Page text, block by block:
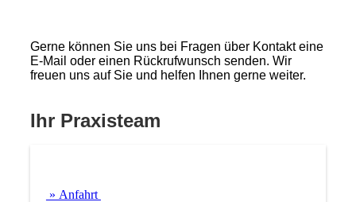
Gerne können Sie uns bei Fragen über Kontakt eine
E-Mail oder einen Rückrufwunsch senden. Wir
freuen uns auf Sie und helfen Ihnen gerne weiter.
Ihr Praxisteam
» Anfahrt